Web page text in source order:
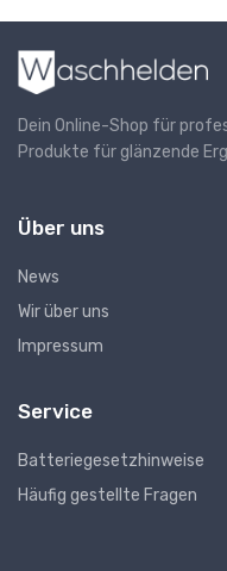
Dein Online-Shop für
Produkte für glänzende
Über uns
News
Wir über uns
Impressum
Service
Batteriegesetzhinweise
Häufig gestellte Fragen